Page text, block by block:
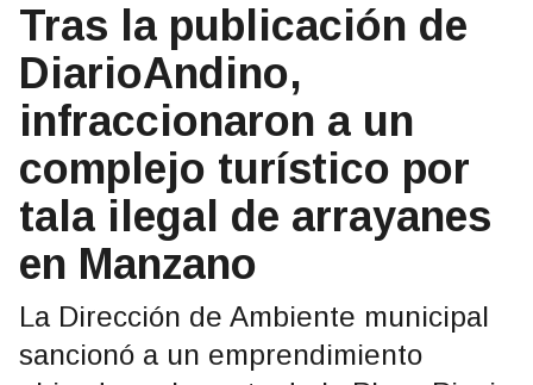
Tras la publicación de
DiarioAndino,
infraccionaron a un
complejo turístico por
tala ilegal de arrayanes
en Manzano
La Dirección de Ambiente municipal
sancionó a un emprendimiento